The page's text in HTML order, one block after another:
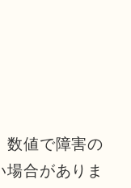
数値で障害の
合がありま